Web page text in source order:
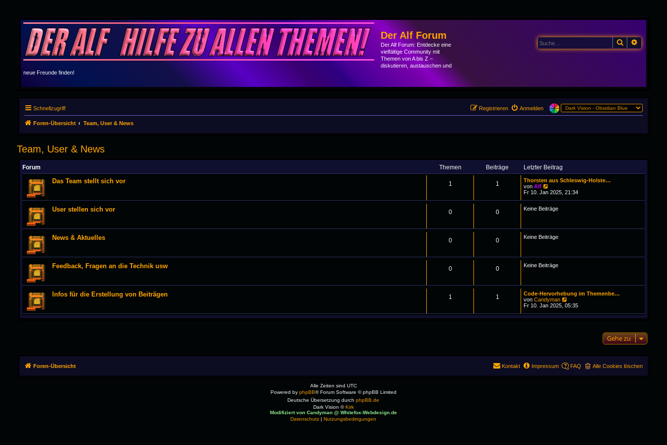
Der Alf Forum
Der Alf Forum: Entdecke eine
vielfältige Community mit
Themen von A bis Z –
diskutieren, austauschen und
neue Freunde finden!
Suche
Schnellzugriff Anmelden
Registrieren
Foren-Übersicht Team, User & News
Team, User & News
Forum Themen Beiträge Letzter Beitrag
Das Team stellt sich vor 1 1
Thorsten aus Schleswig-Holste…
vonAlf
e
s
r
e
r
a
g
Fr 10. Jan 2025, 21:34
User stellen sich vor 0 0 Keine Beiträge
News & Aktuelles 0 0 Keine Beiträge
Feedback, Fragen an die Technik usw 0 0 Keine Beiträge
Infos für die Erstellung von Beiträgen 1 1
Code-Hervorhebung im Themenbe…
vonCandyman
e
e
t
r
a
Fr 10. Jan 2025, 05:35
Gehe zu
Foren-Übersicht Alle Cookies löschen
FAQ
Impressum
Kontakt
Alle Zeiten sind UTC
Powered by phpBB® Forum Software © phpBB Limited
Deutsche Übersetzung durchphpBB.de
Dark Vision ©Kirk
Modifiziert von Candyman @ Whitefox-Webdesign.de
Datenschutz |Nutzungsbedingungen